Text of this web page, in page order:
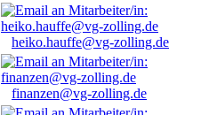
heiko.hauffe@vg-zolling.de
finanzen@vg-zolling.de